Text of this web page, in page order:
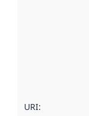
URI: